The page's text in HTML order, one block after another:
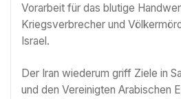
Vorarbeit für das blutige
Kriegsverbrecher und
Israel.
Der Iran wiederum griff Ziele in
und den Vereinigten Arabischen